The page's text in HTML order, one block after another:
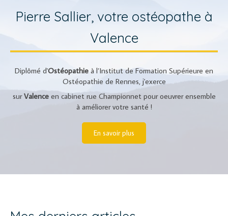
Pierre Sallier, votre ostéopathe à
Valence
Diplômé d'Ostéopathie à l’Institut de Formation Supérieure en
Ostéopathie de Rennes, j'exerce
surValenceen cabinet rue Championnet pour oeuvrer ensemble
à améliorer votre santé !
En savoir plus